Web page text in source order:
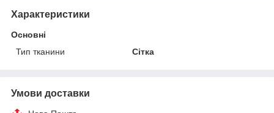
Характеристики
Основні
Тип тканини
Сітка
Умови доставки